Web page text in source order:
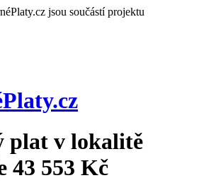
jsou součástí projektu
.cz
plat v lokalitě
43 553 Kč